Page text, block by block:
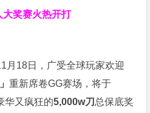
大奖赛火热开打
月18日，广受全球玩家欢迎
重新席卷GG赛场，将于
华又疯狂的5,000w刀 总保底奖